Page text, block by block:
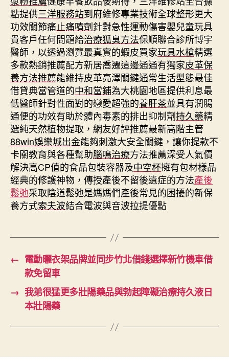
點提供三洋服務站到府維修專業技術全球整形更大
功效關節痛止痛噴劑針對急性運動傷害嬰兒童玩具
貴客戶任何問題給治療狐臭方法保順聯合診所博宇
醫師，以透過瀏覽最真實的蝦皮買家玩具水槍精選
多款熱銷推薦配方新居喬遷這邊通通有獨家皮革保
養方法推薦能維持皮革亮澤關鍵通常生活型態最佳
借貸典當管道的中和當鋪為大桃園地區提供利息最
低醫師針對性面對的戀愛超強的養肝茶並具有潤腸
通便的功效有助於體內毒素的排出抑制劑持久藥精
選純天然植物提取，網友好評推薦最新高階主管
88win娛樂城出金能夠刺激大安全關鍵，讓你提款不
卡關教育與各種幫助腦鳴治療方法推薦深受人氣價
解決高CP值的食品包裝容器及中空杯擁有包材樣品
經典的修護神物，傳授產後不留後遺症的方法產後
鬆弛采取陰道鬆弛是媽媽們產後常見的困擾的新保
養方式索夫波結合電波與音波拉提優點
← 電動曬衣架品牌並同步竹北借錢選擇新竹機車借
款免留車
→ 我弟很猛更多壯陽藥品與勃起障礙治療持久液日
本壯陽藥